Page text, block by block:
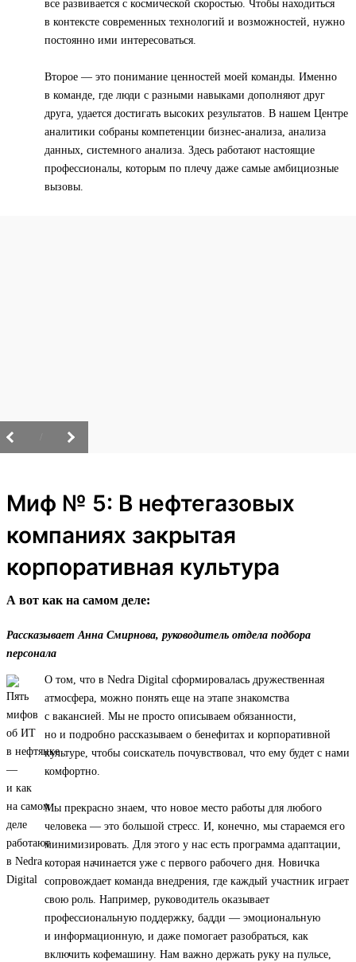
все развивается с космической скоростью. Чтобы находиться
в контексте современных технологий и возможностей, нужно
постоянно ими интересоваться.
Второе — это понимание ценностей моей команды. Именно
в команде, где люди с разными навыками дополняют друг
друга, удается достигать высоких результатов. В нашем Центре
аналитики собраны компетенции бизнес-анализа, анализа
данных, системного анализа. Здесь работают настоящие
профессионалы, которым по плечу даже самые амбициозные
вызовы.
Миф № 5: В нефтегазовых
компаниях закрытая
корпоративная культура
А вот как на самом деле:
Рассказывает Анна Смирнова, руководитель отдела подбора
персонала
О том, что в Nedra Digital сформировалась дружественная
атмосфера, можно понять еще на этапе знакомства
с вакансией. Мы не просто описываем обязанности,
но и подробно рассказываем о бенефитах и корпоративной
культуре, чтобы соискатель почувствовал, что ему будет с нами
комфортно.
Мы прекрасно знаем, что новое место работы для любого
человека — это большой стресс. И, конечно, мы стараемся его
минимизировать. Для этого у нас есть программа адаптации,
которая начинается уже с первого рабочего дня. Новичка
сопровождает команда внедрения, где каждый участник играет
свою роль. Например, руководитель оказывает
профессиональную поддержку, бадди — эмоциональную
и информационную, и даже помогает разобраться, как
включить кофемашину. Нам важно держать руку на пульсе,